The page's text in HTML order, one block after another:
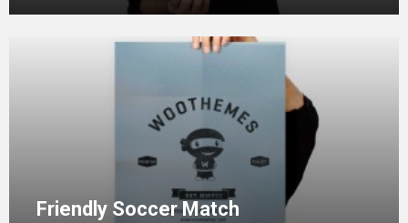
Friendly Soccer Match